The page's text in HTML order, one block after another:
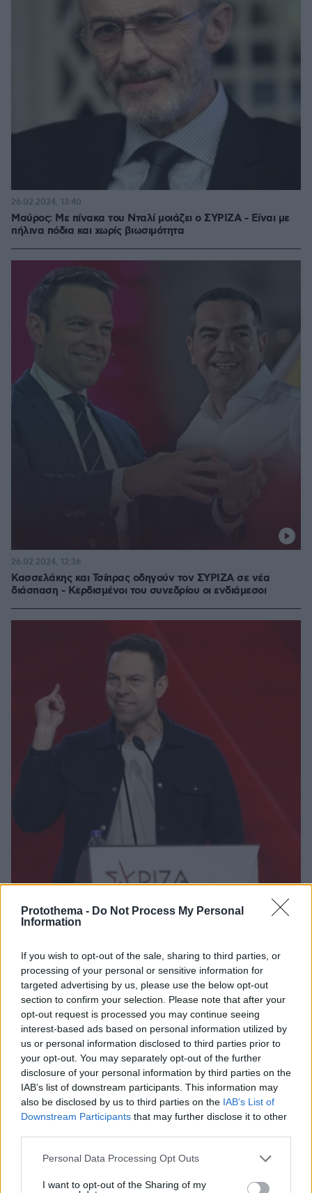
Protothema - Do Not Process My Personal
Information
If you wish to opt-out of the sale, sharing to third parties, or
processing of your personal or sensitive information for
targeted advertising by us, please use the below opt-out
section to confirm your selection. Please note that after your
opt-out request is processed you may continue seeing
interest-based ads based on personal information utilized by
us or personal information disclosed to third parties prior to
your opt-out. You may separately opt-out of the further
disclosure of your personal information by third parties on the
IAB’s list of downstream participants. This information may
also be disclosed by us to third parties on the IAB’s List of
Downstream Participants that may further disclose it to other
Please note that this website/app uses one or more Google
not limited to your visit or usage behaviour. You may click to
Personal Data Processing Opt Outs
I want to opt-out of the Sharing of my
Μαύρος: Με πίνακα του Νταλί μοιάζει ο ΣΥΡΙΖΑ - Είναι με
πήλινα πόδια και χωρίς βιωσιμότητα
26.02.2024, 13:40
Κασσελάκης και Τσίπρας οδηγούν τον ΣΥΡΙΖΑ σε νέα
διάσπαση - Κερδισμένοι του συνεδρίου οι ενδιάμεσοι
26.02.2024, 12:36
ένα κόμμα μακριά και πέρα από παιχνίδια συσχετισμών και
ισορροπιών
26.02.2024, 10:23